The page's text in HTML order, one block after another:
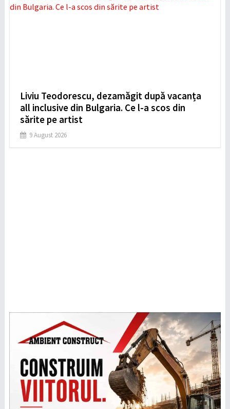
Liviu Teodorescu, dezamăgit după vacanța
all inclusive din Bulgaria. Ce l-a scos din
sărite pe artist
9 August 2026